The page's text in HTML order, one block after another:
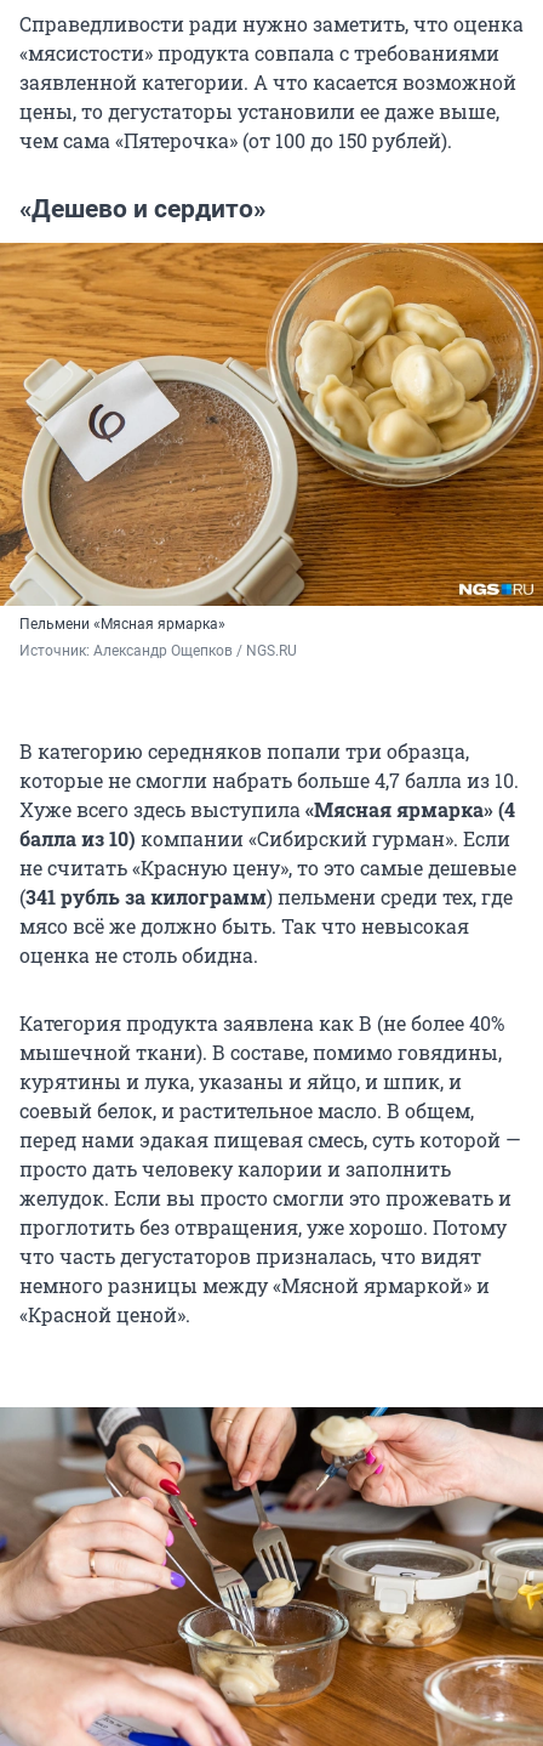
Справедливости ради нужно заметить, что оценка
«мясистости» продукта совпала с требованиями
заявленной категории. А что касается возможной
цены, то дегустаторы установили ее даже выше,
чем сама «Пятерочка» (от 100 до 150 рублей).
«Дешево и сердито»
Пельмени «Мясная ярмарка»
Источник: Александр Ощепков / NGS.RU
В категорию середняков попали три образца,
которые не смогли набрать больше 4,7 балла из 10.
Хуже всего здесь выступила«Мясная ярмарка» (4
балла из 10) компании «Сибирский гурман». Если
не считать «Красную цену», то это самые дешевые
(341 рубль за килограмм) пельмени среди тех, где
мясо всё же должно быть. Так что невысокая
оценка не столь обидна.
Категория продукта заявлена как В (не более 40%
мышечной ткани). В составе, помимо говядины,
курятины и лука, указаны и яйцо, и шпик, и
соевый белок, и растительное масло. В общем,
перед нами эдакая пищевая смесь, суть которой —
просто дать человеку калории и заполнить
желудок. Если вы просто смогли это прожевать и
проглотить без отвращения, уже хорошо. Потому
что часть дегустаторов призналась, что видят
немного разницы между «Мясной ярмаркой» и
«Красной ценой».